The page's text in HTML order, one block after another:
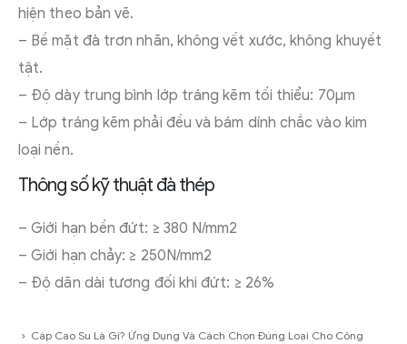
hiện theo bản vẽ.
– Bề mặt đà trơn nhãn, không vết xước, không khuyết
tật.
– Độ dày trung bình lớp tráng kẽm tối thiểu: 70μm
– Lớp tráng kẽm phải đều và bám dính chắc vào kim
loại nền.
Thông số kỹ thuật đà thép
– Giới hạn bền đứt: ≥ 380 N/mm2
– Giới hạn chảy: ≥ 250N/mm2
– Độ dãn dài tương đối khi đứt: ≥ 26%
Cáp Cao Su Là Gì? Ứng Dụng Và Cách Chọn Đúng Loại Cho Công